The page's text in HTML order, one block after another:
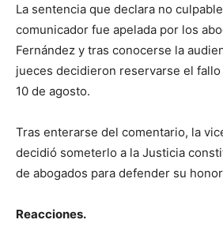
La sentencia que declara no
comunicador fue apelada por los
Fernández y tras conocerse la
jueces decidieron reservarse el
10 de agosto.
Tras enterarse del comentario, la
decidió someterlo a la Justicia
de abogados para defender su
Reacciones.